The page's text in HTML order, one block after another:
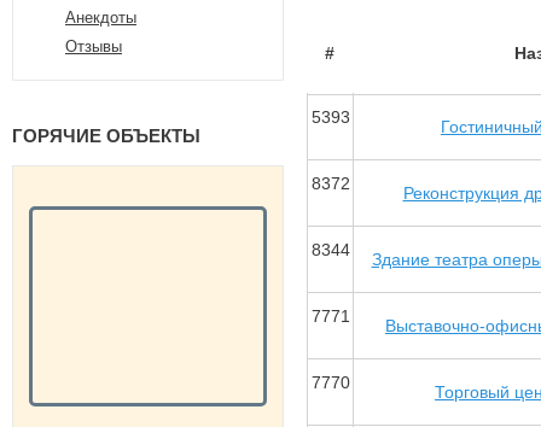
Анекдоты
Отзывы
ГОРЯЧИЕ ОБЪЕКТЫ
#
5393
8372 Реконструкция
8344 Здание театра
7771 Выставочно-
7770 Торговый